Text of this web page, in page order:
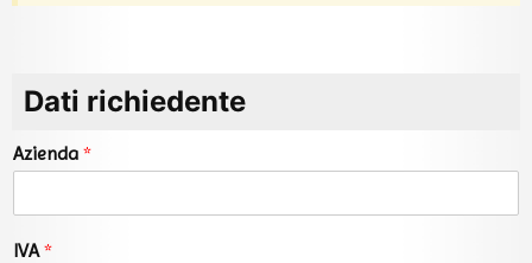
Dati richiedente
Azienda *
IVA*